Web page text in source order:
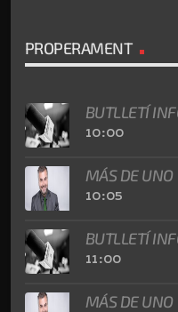
PROPERAMENT
BUTLLETÍ
10:00
MÁS DE UNO
10:05
BUTLLETÍ
11:00
MÁS DE UNO